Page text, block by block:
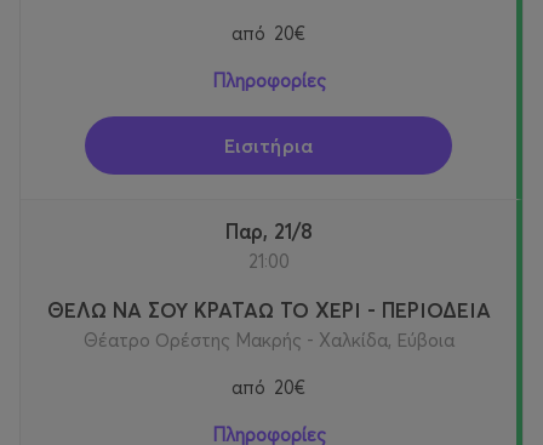
από 20€
Πληροφορίες
Εισιτήρια
Παρ, 21/8
21:00
ΘΕΛΩ ΝΑ ΣΟΥ ΚΡΑΤΑΩ ΤΟ ΧΕΡΙ - ΠΕΡΙΟΔΕΙΑ
Θέατρο Ορέστης Μακρής - Χαλκίδα, Εύβοια
από 20€
Πληροφορίες